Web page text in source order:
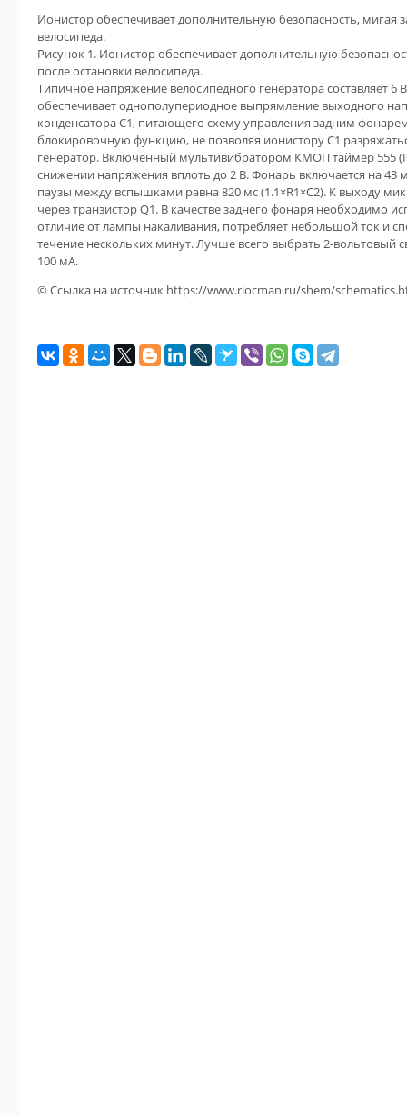
Ионистор обеспечивает дополнительную безопасность, мигая
велосипеда.
Рисунок 1. Ионистор обеспечивает дополнительную
после остановки велосипеда.
Типичное напряжение велосипедного генератора составляет 6
обеспечивает однополупериодное выпрямление выходного
конденсатора C1, питающего схему управления задним
блокировочную функцию, не позволяя ионистору C1
генератор. Включенный мультивибратором КМОП таймер 555
снижении напряжения вплоть до 2 В. Фонарь включается на 43
паузы между вспышками равна 820 мс (1.1×R1×C2). К выходу
через транзистор Q1. В качестве заднего фонаря необходимо
отличие от лампы накаливания, потребляет небольшой ток и
течение нескольких минут. Лучше всего выбрать 2-вольтовый
100 мА.
© Ссылка на источник https://www.rlocman.ru/shem/